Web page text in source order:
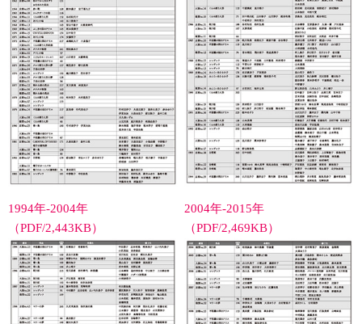
1994年-2004年
（PDF/2,443KB）
2004年-2015年
（PDF/2,469KB）